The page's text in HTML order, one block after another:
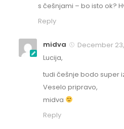
s češnjami – bo isto ok?
Reply
midva
December
Lucija,
tudi češnje bodo super
Veselo pripravo,
midva
Reply